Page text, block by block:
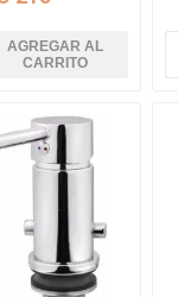
AGREGAR AL
CARRITO